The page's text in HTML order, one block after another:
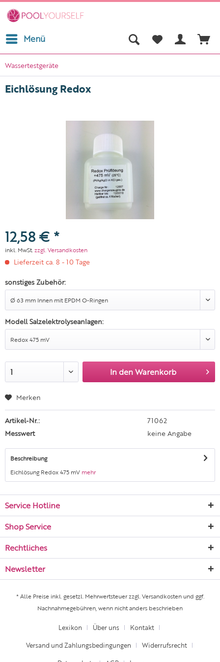
Menü
Wassertestgeräte
Eichlösung Redox
12,58 € *
inkl. MwSt. zzgl. Versandkosten
Lieferzeit ca. 8 - 10 Tage
sonstiges Zubehör:
Modell Salzelektrolyseanlagen:
In den Warenkorb
Merken
Artikel-Nr.:
71062
Messwert
keine Angabe
Beschreibung
Eichlösung Redox 475 mV mehr
Service Hotline
Shop Service
Rechtliches
Newsletter
* Alle Preise inkl. gesetzl. Mehrwertsteuer zzgl.Versandkostenund ggf.
Nachnahmegebühren, wenn nicht anders beschrieben
Lexikon Über uns Kontakt
Versand und Zahlungsbedingungen Widerrufsrecht